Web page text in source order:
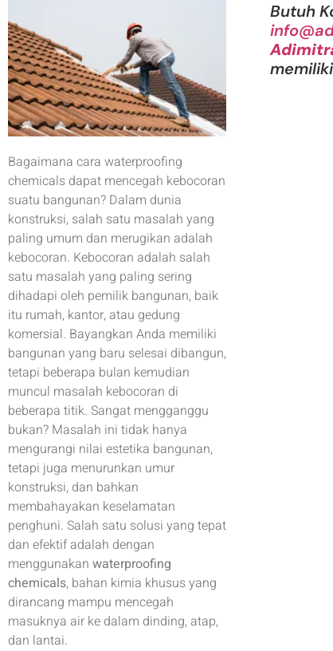
Bagaimana cara waterproofing
chemicals dapat mencegah kebocoran
suatu bangunan? Dalam dunia
konstruksi, salah satu masalah yang
paling umum dan merugikan adalah
kebocoran. Kebocoran adalah salah
satu masalah yang paling sering
dihadapi oleh pemilik bangunan, baik
itu rumah, kantor, atau gedung
komersial. Bayangkan Anda memiliki
bangunan yang baru selesai dibangun,
tetapi beberapa bulan kemudian
muncul masalah kebocoran di
beberapa titik. Sangat mengganggu
bukan? Masalah ini tidak hanya
mengurangi nilai estetika bangunan,
tetapi juga menurunkan umur
konstruksi, dan bahkan
membahayakan keselamatan
penghuni. Salah satu solusi yang tepat
dan efektif adalah dengan
menggunakan waterproofing
chemicals, bahan kimia khusus yang
dirancang mampu mencegah
masuknya air ke dalam dinding, atap,
dan lantai.
Butuh